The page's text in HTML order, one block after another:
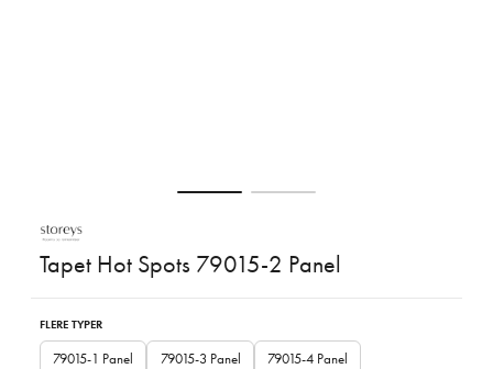
Tapet Hot Spots 79015-2 Panel
FLERE TYPER
79015-1 Panel 79015-3 Panel
79015-4 Panel